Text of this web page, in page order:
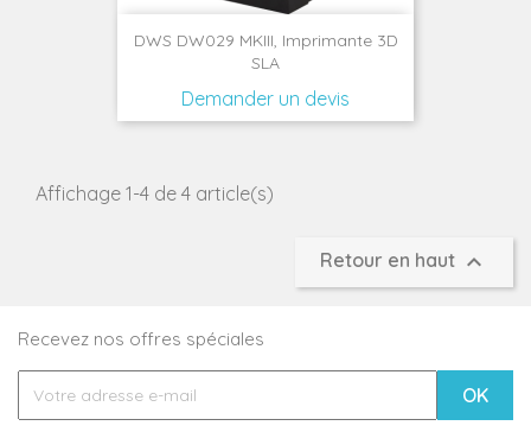
DWS DW029 MKIII, Imprimante 3D
SLA
Demander un devis
Affichage 1-4 de 4 article(s)
Retour en haut 
Recevez nos offres spéciales